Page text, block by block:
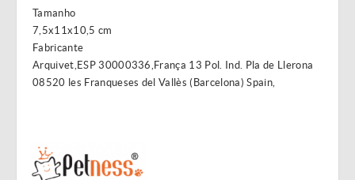
Tamanho
7,5x11x10,5 cm
Fabricante
Arquivet,ESP 30000336,França 13 Pol. Ind. Pla de Llerona
08520 les Franqueses del Vallès (Barcelona) Spain,